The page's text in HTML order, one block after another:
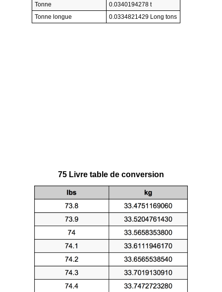
Tonne
0.0340194278 t
Tonne longue
0.0334821429 Long tons
75 Livre table de conversion